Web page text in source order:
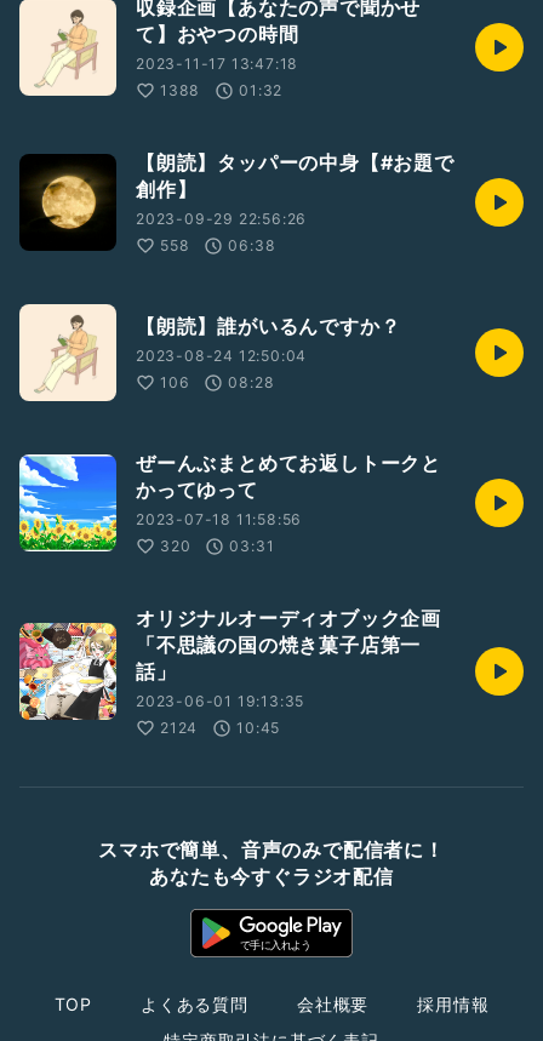
収録企画【あなたの声で聞かせ
て】おやつの時間
2023-11-17 13:47:18
1388
01:32
【朗読】タッパーの中身【#お題で
創作】
2023-09-29 22:56:26
558
06:38
【朗読】誰がいるんですか？
2023-08-24 12:50:04
106
08:28
ぜーんぶまとめてお返しトークと
かってゆって
2023-07-18 11:58:56
320
03:31
オリジナルオーディオブック企画
「不思議の国の焼き菓子店第一
話」
2023-06-01 19:13:35
2124
10:45
スマホで簡単、音声のみで配信者に！
あなたも今すぐラジオ配信
TOP よくある質問 会社概要
採用情報